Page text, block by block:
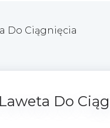
Do Ciągnięcia
Do